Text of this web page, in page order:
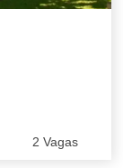
2 Vagas